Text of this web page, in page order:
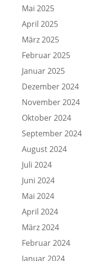
Mai 2025
April 2025
März 2025
Februar 2025
Januar 2025
Dezember 2024
November 2024
Oktober 2024
September 2024
August 2024
Juli 2024
Juni 2024
Mai 2024
April 2024
März 2024
Februar 2024
Januar 2024